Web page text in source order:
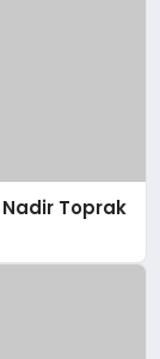
Nadir Toprak